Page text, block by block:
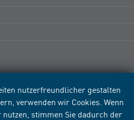
nutzerfreundlicher gestalten
verwenden wir Cookies. Wenn
nutzen, stimmen Sie dadurch der